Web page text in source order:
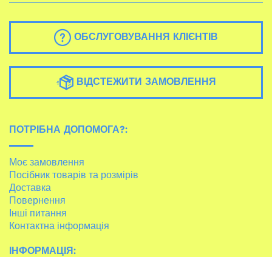
ОБСЛУГОВУВАННЯ КЛІЄНТІВ
ВІДСТЕЖИТИ ЗАМОВЛЕННЯ
ПОТРІБНА ДОПОМОГА?:
Моє замовлення
Посібник товарів та розмірів
Доставка
Повернення
Інші питання
Контактна інформація
ІНФОРМАЦІЯ: